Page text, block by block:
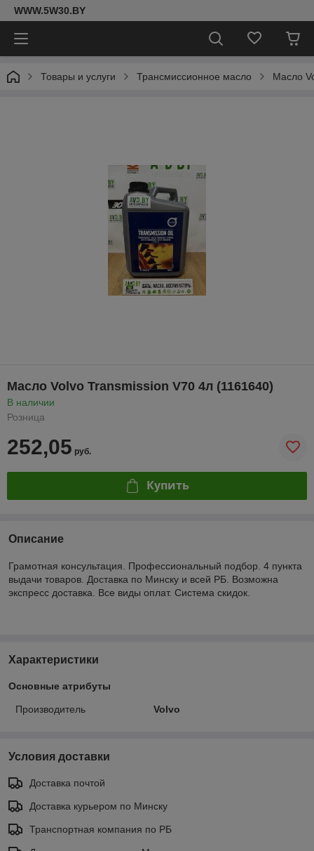
WWW.5W30.BY
Товары и услуги Трансмиссионное масло Масло
Масло Volvo Transmission V70 4л (1161640)
В наличии
Розница
252,05 руб.
Купить
Описание
Грамотная консультация. Профессиональный подбор. 4 пункта
выдачи товаров. Доставка по Минску и всей РБ. Возможна
экспресс доставка. Все виды оплат. Система скидок.
Характеристики
Основные атрибуты
Производитель Volvo
Условия доставки
Доставка почтой
Доставка курьером по Минску
Транспортная компания по РБ